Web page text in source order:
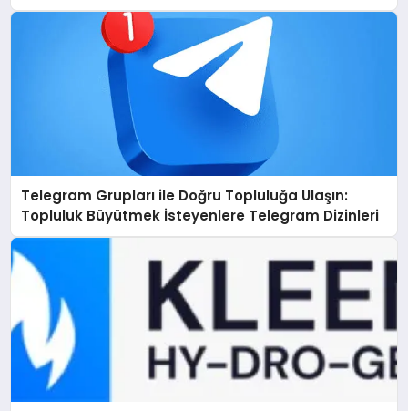
Telegram Grupları ile Doğru Topluluğa Ulaşın:
Topluluk Büyütmek İsteyenlere Telegram Dizinleri